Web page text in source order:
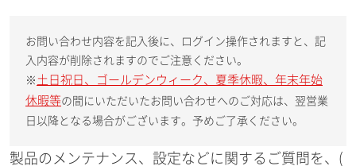
お問い合わせ内容を記入後に、ログイン操作されますと、記
入内容が削除されますのでご注意ください。
※ 土日祝日、ゴールデンウィーク、夏季休暇、年末年始
休暇等の間にいただいたお問い合わせへのご対応は、翌営業
日以降となる場合がございます。予めご了承ください。
製品のメンテナンス、設定などに関するご質問を、(